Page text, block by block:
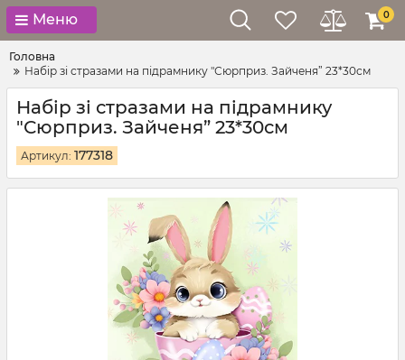
Меню 0
Головна
Набір зі стразами на підрамнику "Сюрприз. Зайченя” 23*30см
Набір зі стразами на підрамнику
"Сюрприз. Зайченя” 23*30см
Артикул: 177318